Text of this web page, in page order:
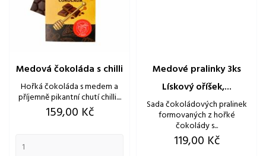
Medová čokoláda s chilli
Hořká čokoláda s medem a
příjemně pikantní chutí chilli....
Cena
159,00 Kč
Medové pralinky 3ks
Lískový oříšek,...
Sada čokoládových pralinek
formovaných z hořké
čokolády s...
Cena
119,00 Kč